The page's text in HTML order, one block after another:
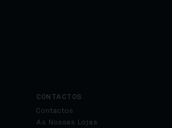
CONTACTOS
Contactos
As Nossas Lojas